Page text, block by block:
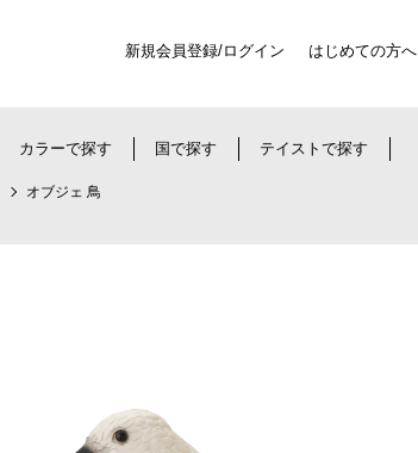
新規会員登録/ログイン はじめての方へ
カラーで探す 国で探す テイストで探す
オブジェ 鳥